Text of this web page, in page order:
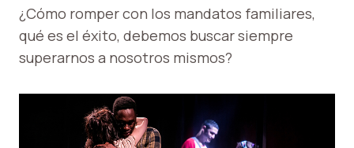
¿Cómo romper con los mandatos familiares,
qué es el éxito, debemos buscar siempre
superarnos a nosotros mismos?